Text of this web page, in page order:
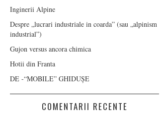
Inginerii Alpine
Despre „lucrari industriale in coarda” (sau „alpinism
industrial”)
Gujon versus ancora chimica
Hotii din Franta
DE -“MOBILE” GHIDUȘE
COMENTARII RECENTE